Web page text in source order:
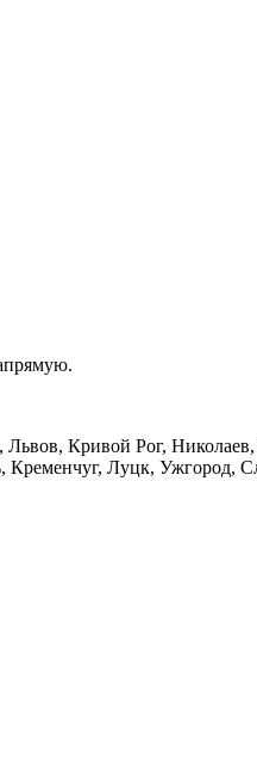
Львов, Кривой Рог,
Луцк, Ужгород,